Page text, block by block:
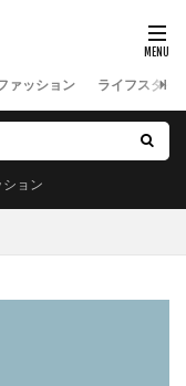
ァッション ライフスタイ
ション